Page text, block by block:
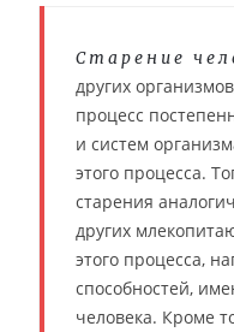
Старение
других
процесс
и систем
этого процесса.
старения
других
этого процесса,
способностей,
человека. Кроме